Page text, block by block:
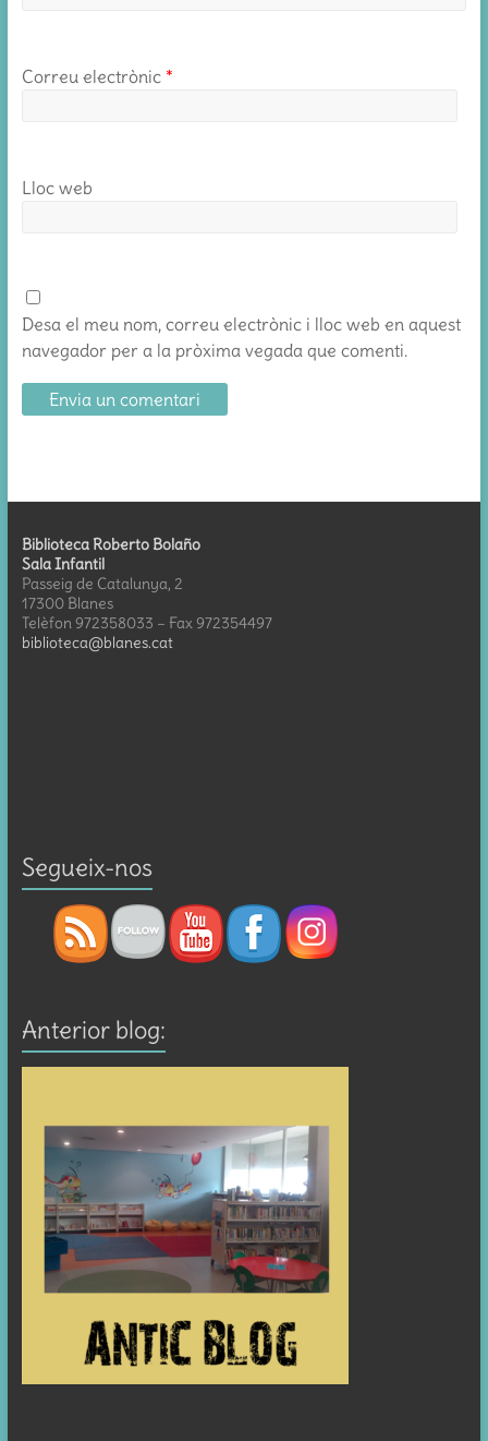
Correu electrònic *
Lloc web
Desa el meu nom, correu electrònic i lloc web en aquest
navegador per a la pròxima vegada que comenti.
Biblioteca Roberto Bolaño
Sala Infantil
Passeig de Catalunya, 2
17300 Blanes
Telèfon 972358033 – Fax 972354497
biblioteca@blanes.cat
Segueix-nos
Anterior blog: